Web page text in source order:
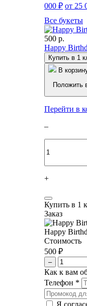
000 ₽ от 25
Все букеты
500 р.
Happy
Купить в 1
В
Положить
Перейти в
–
+
Купить в 1
Заказ
Happy
Стоимость
500 ₽
–
Как к вам
Телефон *
Я